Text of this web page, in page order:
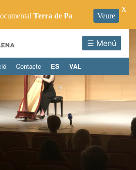
☰ Menú
Contacte ES VAL
Terra de Pa Veure
X